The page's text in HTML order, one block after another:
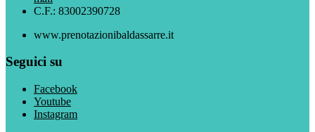
C.F.: 83002390728
www.prenotazionibaldassarre.it
Seguici su
Facebook
Youtube
Instagram